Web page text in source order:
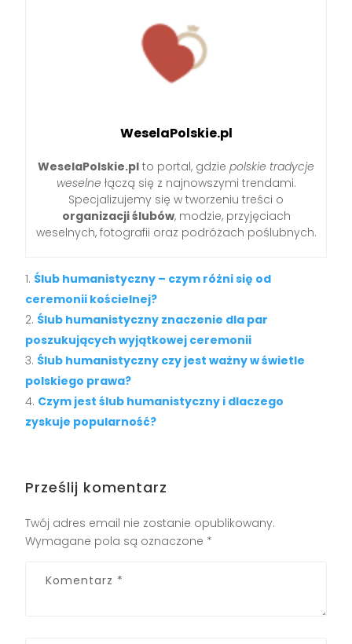
WeselaPolskie.pl
WeselaPolskie.pl to portal, gdzie polskie tradycje
weselne łączą się z najnowszymi trendami.
Specjalizujemy się w tworzeniu treści o
organizacji ślubów, modzie, przyjęciach
weselnych, fotografii oraz podróżach poślubnych.
Ślub humanistyczny – czym różni się od
ceremonii kościelnej?
Ślub humanistyczny znaczenie dla par
poszukujących wyjątkowej ceremonii
Ślub humanistyczny czy jest ważny w świetle
polskiego prawa?
Czym jest ślub humanistyczny i dlaczego
zyskuje popularność?
Prześlij komentarz
Twój adres email nie zostanie opublikowany.
Wymagane pola są oznaczone *